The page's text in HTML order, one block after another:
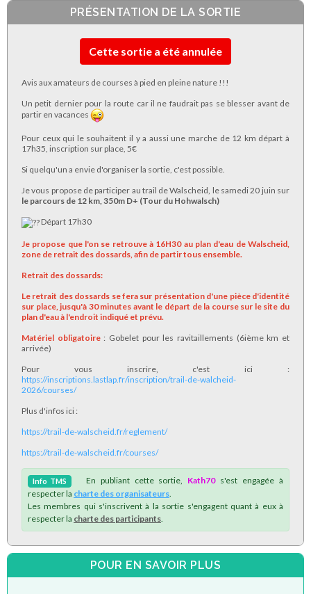
PRÉSENTATION DE LA SORTIE
Cette sortie a été annulée
Avis aux amateurs de courses à pied en pleine nature !!!
Un petit dernier pour la route car il ne faudrait pas se blesser avant de
partir en vacances
Pour ceux qui le souhaitent il y a aussi une marche de 12 km départ à
17h35, inscription sur place, 5€
Si quelqu'un a envie d'organiser la sortie, c'est possible.
Je vous propose de participer au trail de Walscheid, le samedi 20 juin sur
le parcours de 12 km, 350m D+ (Tour du Hohwalsch)
Départ 17h30
Je propose que l'on se retrouve à 16H30 au plan d'eau de Walscheid,
zone de retrait des dossards, afin de partir tous ensemble.
Retrait des dossards:
Le retrait des dossards se fera sur présentation d'une pièce d'identité
sur place, jusqu'à 30 minutes avant le départ de la course sur le site du
plan d'eau à l'endroit indiqué et prévu.
Matériel obligatoire : Gobelet pour les ravitaillements (6ième km et
arrivée)
Pour vous inscrire, c'est ici :
https://inscriptions.lastlap.fr/inscription/trail-de-walcheid-
2026/courses/
Plus d'infos ici :
https://trail-de-walscheid.fr/reglement/
https://trail-de-walscheid.fr/courses/
Info TMS En publiant cette sortie, Kath70s'est engagée à
respecter la charte des organisateurs
Les membres qui s'inscrivent à la sortie s'engagent quant à eux à
respecter la charte des participants
POUR EN SAVOIR PLUS